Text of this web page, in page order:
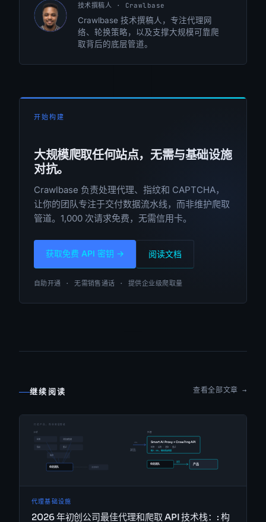
TA
技术撰稿人 · Crawlbase
Crawlbase 技术撰稿人，专注代理网
络、轮换策略，以及支撑大规模可靠爬
取背后的底层管道。
开始构建
大规模爬取任何站点，无需与基础设施
对抗。
Crawlbase 负责处理代理、指纹和 CAPTCHA，
让你的团队专注于交付数据流水线，而非维护爬取
管道。1,000 次请求免费，无需信用卡。
获取免费 API 密钥 → 阅读文档
自助开通 · 无需销售通话 · 提供企业级爬取量
继续阅读 查看全部文章 →
代理基础设施
2026 年初创公司最佳代理和爬取 API 技术栈：: 构